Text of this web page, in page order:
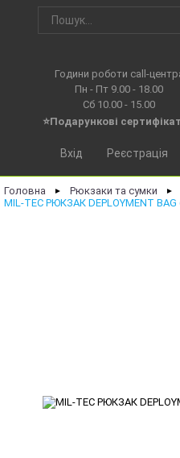
Години роботи call-
Пн - Пт 9.00 - 18.00
Сб 10.00 - 15.00
⭐Подарункові
Вхід Реєстрація
Головна ► Рюкзаки та сумки ►
MIL-TEC РЮКЗАК DEPLOYMENT BAG